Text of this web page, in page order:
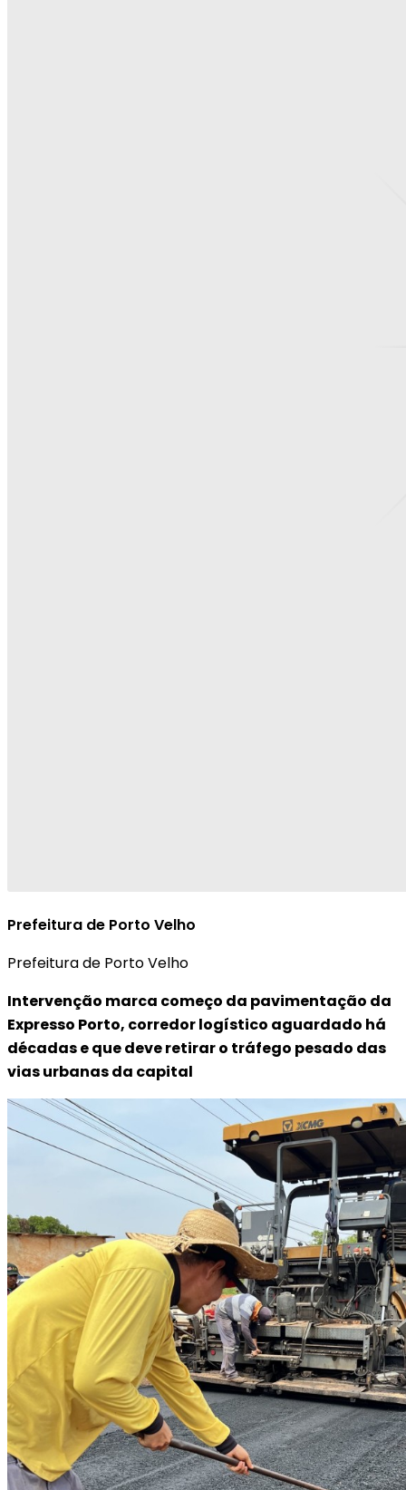
Prefeitura de Porto Velho
Prefeitura de Porto Velho
Intervenção marca começo da pavimentação da
Expresso Porto, corredor logístico aguardado há
décadas e que deve retirar o tráfego pesado das
vias urbanas da capital